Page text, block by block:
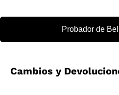
Probador de
Cambios y